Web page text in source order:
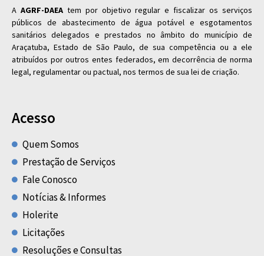
A AGRF-DAEAtem por objetivo regular e fiscalizar os serviços
públicos de abastecimento de água potável e esgotamentos
sanitários delegados e prestados no âmbito do município de
Araçatuba, Estado de São Paulo, de sua competência ou a ele
atribuídos por outros entes federados, em decorrência de norma
legal, regulamentar ou pactual, nos termos de sua lei de criação.
Acesso
Quem Somos
Prestação de Serviços
Fale Conosco
Notícias & Informes
Holerite
Licitações
Resoluções e Consultas